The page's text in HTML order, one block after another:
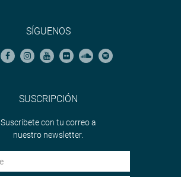
SÍGUENOS
SUSCRIPCIÓN
Suscríbete con tu correo a
nuestro newsletter.